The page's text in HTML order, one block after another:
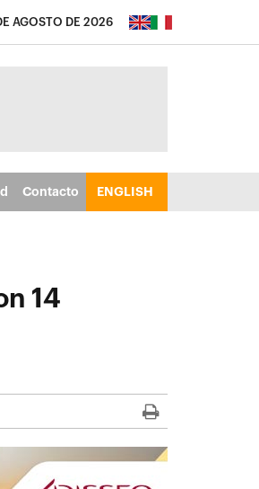
AGOSTO DE 2026
Contacto ENGLISH
14